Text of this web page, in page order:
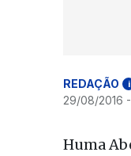
REDAÇÃO i
29/08/2016
Huma